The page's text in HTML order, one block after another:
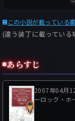
この小説が載っている
(違う装丁に載っている
あらすじ
2007年04月
ーロック・ホ